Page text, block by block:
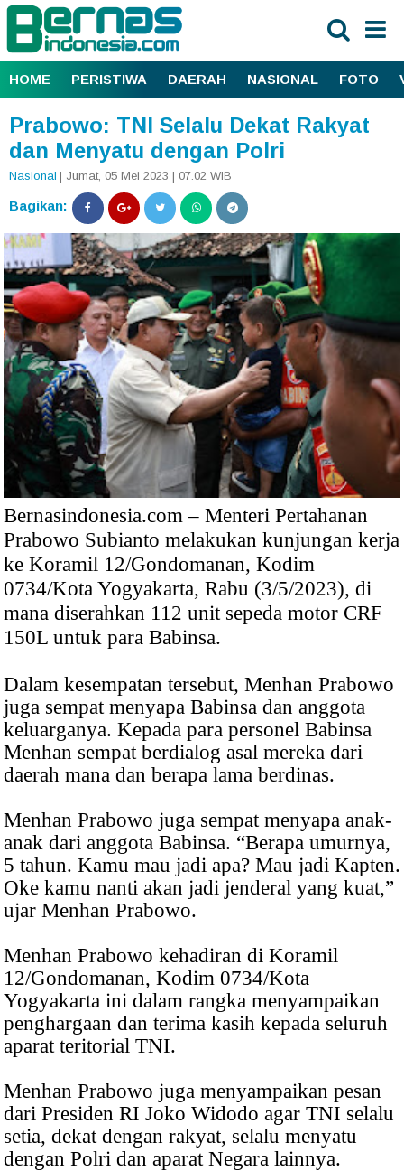
HOME PERISTIWA DAERAH NASIONAL FOTO
Prabowo: TNI Selalu Dekat Rakyat
dan Menyatu dengan Polri
Nasional | Jumat, 05 Mei 2023 | 07.02 WIB
Bagikan:
Bernasindonesia.com – Menteri Pertahanan
Prabowo Subianto melakukan kunjungan kerja
ke Koramil 12/Gondomanan, Kodim
0734/Kota Yogyakarta, Rabu (3/5/2023), di
mana diserahkan 112 unit sepeda motor CRF
150L untuk para Babinsa.
Dalam kesempatan tersebut, Menhan Prabowo
juga sempat menyapa Babinsa dan anggota
keluarganya. Kepada para personel Babinsa
Menhan sempat berdialog asal mereka dari
daerah mana dan berapa lama berdinas.
Menhan Prabowo juga sempat menyapa anak-
anak dari anggota Babinsa. “Berapa umurnya,
5 tahun. Kamu mau jadi apa? Mau jadi Kapten.
Oke kamu nanti akan jadi jenderal yang kuat,”
ujar Menhan Prabowo.
Menhan Prabowo kehadiran di Koramil
12/Gondomanan, Kodim 0734/Kota
Yogyakarta ini dalam rangka menyampaikan
penghargaan dan terima kasih kepada seluruh
aparat teritorial TNI.
Menhan Prabowo juga menyampaikan pesan
dari Presiden RI Joko Widodo agar TNI selalu
setia, dekat dengan rakyat, selalu menyatu
dengan Polri dan aparat Negara lainnya.